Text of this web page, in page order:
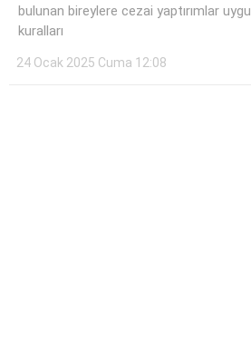
bulunan bireylere cezai yaptırımlar
kuralları
24 Ocak 2025 Cuma 12:08